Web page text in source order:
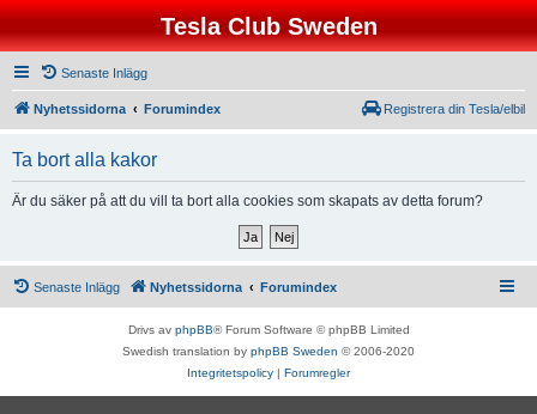
Tesla Club Sweden
Senaste Inlägg
Nyhetssidorna Forumindex Registrera din Tesla/elbil
Ta bort alla kakor
Är du säker på att du vill ta bort alla cookies som skapats av detta forum?
Senaste Inlägg Nyhetssidorna Forumindex
Drivs av phpBB® Forum Software © phpBB Limited
Swedish translation by phpBB Sweden © 2006-2020
Integritetspolicy | Forumregler